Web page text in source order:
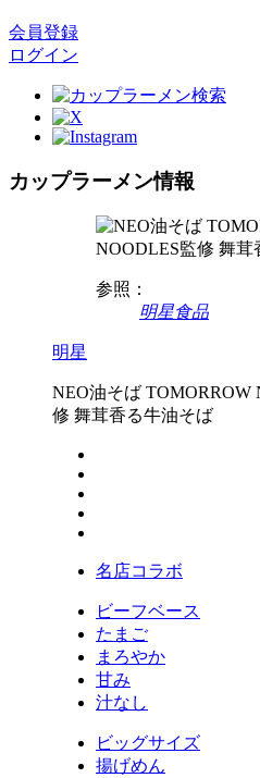
会員登録
ログイン
カップラーメン情報
参照：
明星食品
明星
NEO油そば TOMORROW
修 舞茸香る牛油そば
名店コラボ
ビーフベース
たまご
まろやか
甘み
汁なし
ビッグサイズ
揚げめん